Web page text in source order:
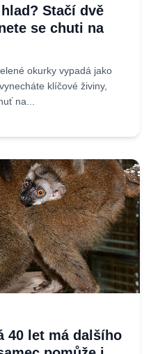
Stačí dvě
se chuti na
okurky vypadá jako
klíčové živiny,
na...
40 let má dalšího